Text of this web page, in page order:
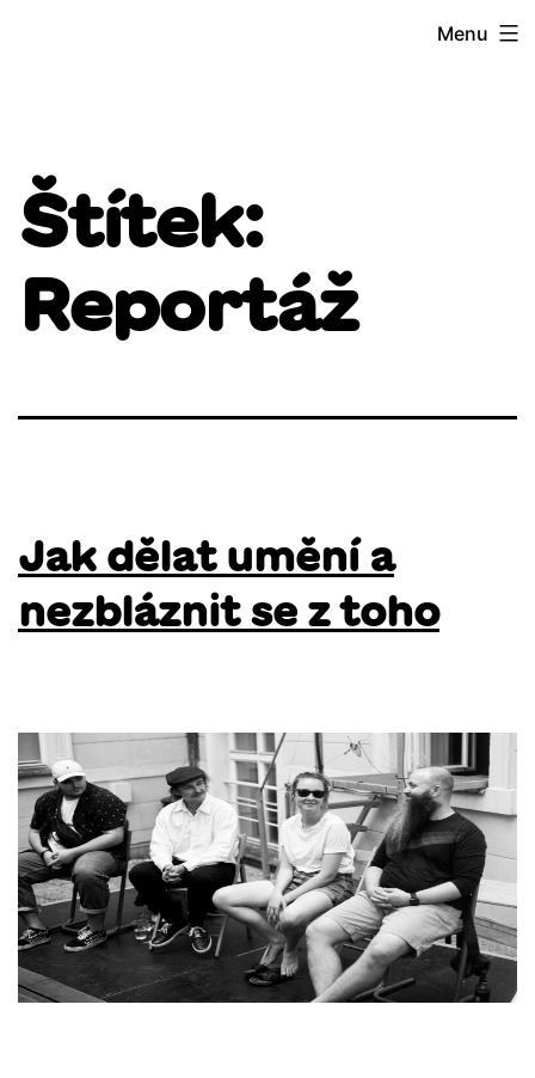
Menu
Štítek:
Reportáž
Jak dělat umění a
nezbláznit se z toho